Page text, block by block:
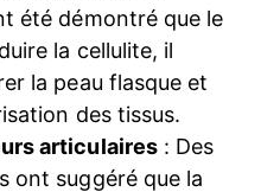
été démontré que le
la cellulite, il
la peau flasque et
des tissus.
articulaires: Des
ont suggéré que la